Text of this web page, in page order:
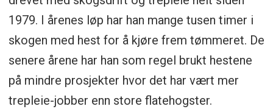
1979. I årenes løp har han mange tusen timer i
skogen med hest for å kjøre frem tømmeret. De
senere årene har han som regel brukt hestene
på mindre prosjekter hvor det har vært mer
trepleie-jobber enn store flatehogster.